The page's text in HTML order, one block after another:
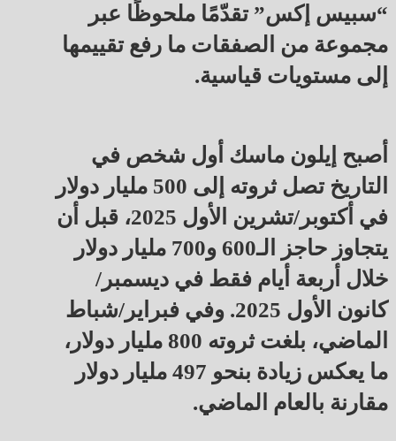
“سبيس إكس” تقدّمًا ملحوظًا عبر
مجموعة من الصفقات ما رفع تقييمها
إلى مستويات قياسية.
أصبح إيلون ماسك أول شخص في
التاريخ تصل ثروته إلى 500 مليار دولار
في أكتوبر/تشرين الأول 2025، قبل أن
يتجاوز حاجز الـ600 و700 مليار دولار
خلال أربعة أيام فقط في ديسمبر/
كانون الأول 2025. وفي فبراير/شباط
الماضي، بلغت ثروته 800 مليار دولار،
ما يعكس زيادة بنحو 497 مليار دولار
مقارنة بالعام الماضي.